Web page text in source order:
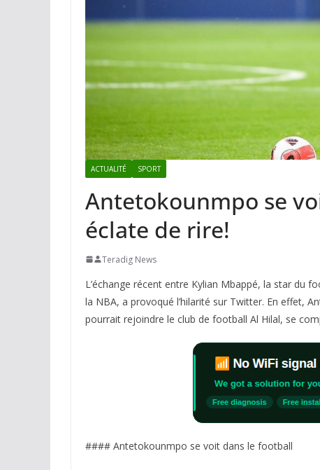
ACTUALITÉ SPORT
Antetokounmpo se
éclate de rire!
Teradig News
L’échange récent entre Kylian Mbappé, la star du
la NBA, a provoqué l’hilarité sur Twitter. En effet,
pourrait rejoindre le club de football Al Hilal, se
#### Antetokounmpo se voit dans le football